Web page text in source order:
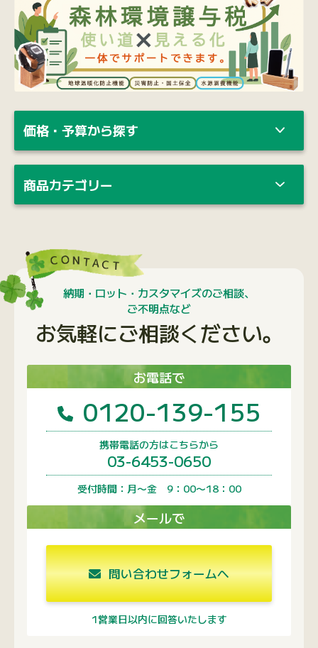
価格・予算から探す
商品カテゴリー
納期・ロット・カスタマイズのご相談、
ご不明点など
お気軽にご相談ください。
お電話で
0120-139-155
携帯電話の方はこちらから
03-6453-0650
受付時間：月〜金 9：00〜18：00
メールで
問い合わせフォームへ
1営業日以内に回答いたします